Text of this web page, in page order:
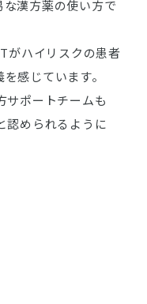
漢方薬の使い方で
がハイリスクの患者
感じています。
サポートチームも
認められるように